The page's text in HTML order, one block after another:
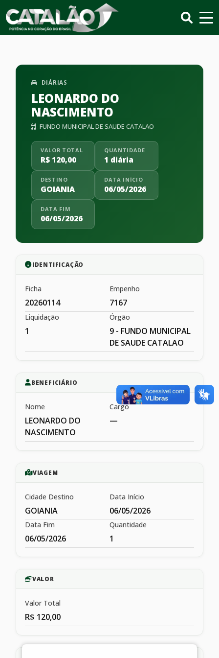
DIÁRIAS
LEONARDO DO
NASCIMENTO
FUNDO MUNICIPAL DE SAUDE CATALAO
VALOR TOTAL
R$ 120,00
QUANTIDADE
1 diária
DESTINO
GOIANIA
DATA INÍCIO
06/05/2026
DATA FIM
06/05/2026
IDENTIFICAÇÃO
Ficha
20260114
Empenho
7167
Liquidação
1
Órgão
9 - FUNDO MUNICIPAL
DE SAUDE CATALAO
BENEFICIÁRIO
Nome
LEONARDO DO
NASCIMENTO
Cargo
—
VIAGEM
Cidade Destino
GOIANIA
Data Início
06/05/2026
Data Fim
06/05/2026
Quantidade
1
VALOR
Valor Total
R$ 120,00